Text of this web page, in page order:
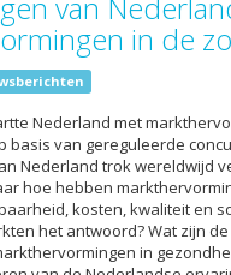
in de
Nederland met
basis van gereguleerde
Nederland trok wereldwijd
hoe hebben
kosten, kwaliteit en
het antwoord? Wat zijn
in